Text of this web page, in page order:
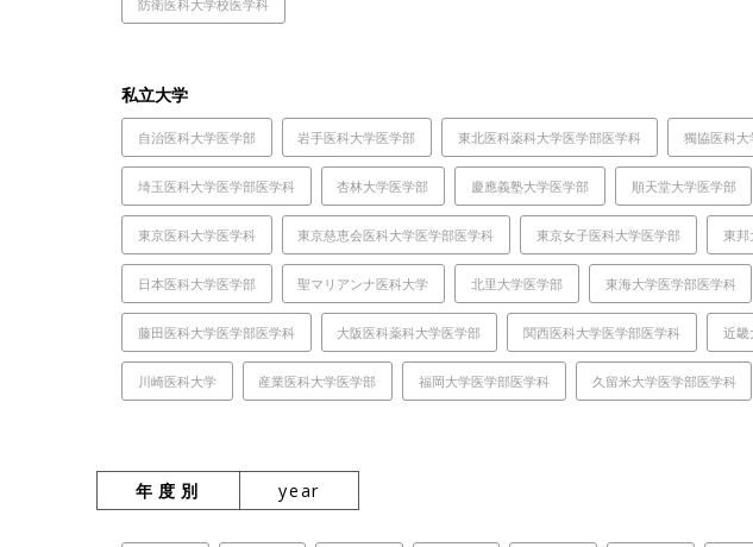
防衛医科大学校医学科
私立大学
自治医科大学医学部 岩手医科大学医学部 東北医科薬科大学医学部医学科 獨協医科大
埼玉医科大学医学部医学科 杏林大学医学部 慶應義塾大学医学部 順天堂大学医学部
東京医科大学医学科 東京慈恵会医科大学医学部医学科 東京女子医科大学医学部 東邦
日本医科大学医学部 聖マリアンナ医科大学 北里大学医学部 東海大学医学部医学科
藤田医科大学医学部医学科 大阪医科薬科大学医学部 関西医科大学医学部医学科 近畿
川崎医科大学 産業医科大学医学部 福岡大学医学部医学科 久留米大学医学部医学科
年度別 year